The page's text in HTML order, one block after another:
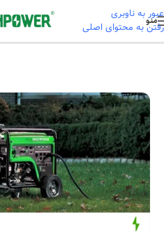
عبور به ناوبری
رفتن به محتوای اصلی
منو
خانه/ آموزشی